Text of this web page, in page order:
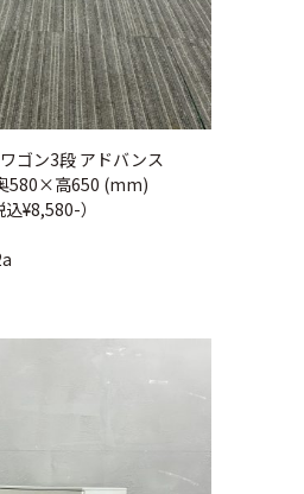
ゴン3段 アドバンス
580×高650 (mm)
¥8,580-）